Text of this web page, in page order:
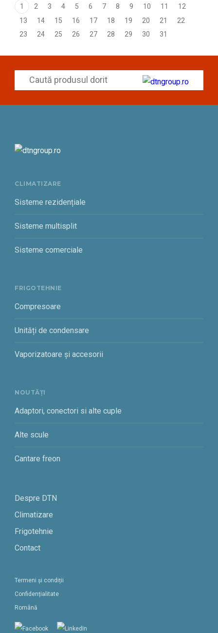
1 2 3 4 5 6 7 8 9 10 11
12
13
14 15 16 17 18 19 20 21
22
23
24 25 26 27 28 29 30 31
CLIMATIZARE
Sisteme rezidențiale
Sisteme multisplit
Sisteme comerciale
FRIGOTEHNIE
Compresoare
Unități de condensare
Vaporizatoare și accesorii
NOUTĂȚI
Adaptori, conectori si alte cuple
Alte scule
Cantare freon
Despre DTN
Climatizare
Frigotehnie
Contact
Termeni și condiții
Confidențialitate
Română